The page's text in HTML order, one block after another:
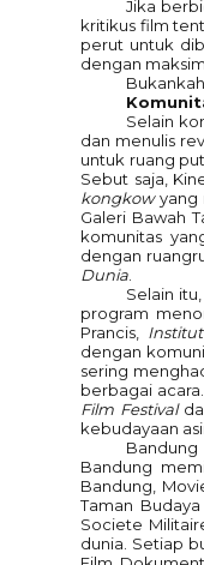
Jika
kritikus film
perut untuk
dengan
Selain
dan menulis
untuk ruang
Sebut saja,
kongkowyang
Galeri Bawah
komunitas
dengan
Dunia
Selain
program
Prancis,
dengan
sering
berbagai
Film Festival
kebudayaan
Bandung
Bandung,
Taman
Societe
dunia. Setiap